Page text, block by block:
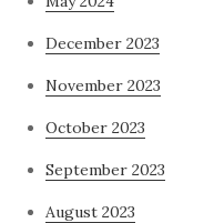
December 2023
November 2023
October 2023
September 2023
August 2023